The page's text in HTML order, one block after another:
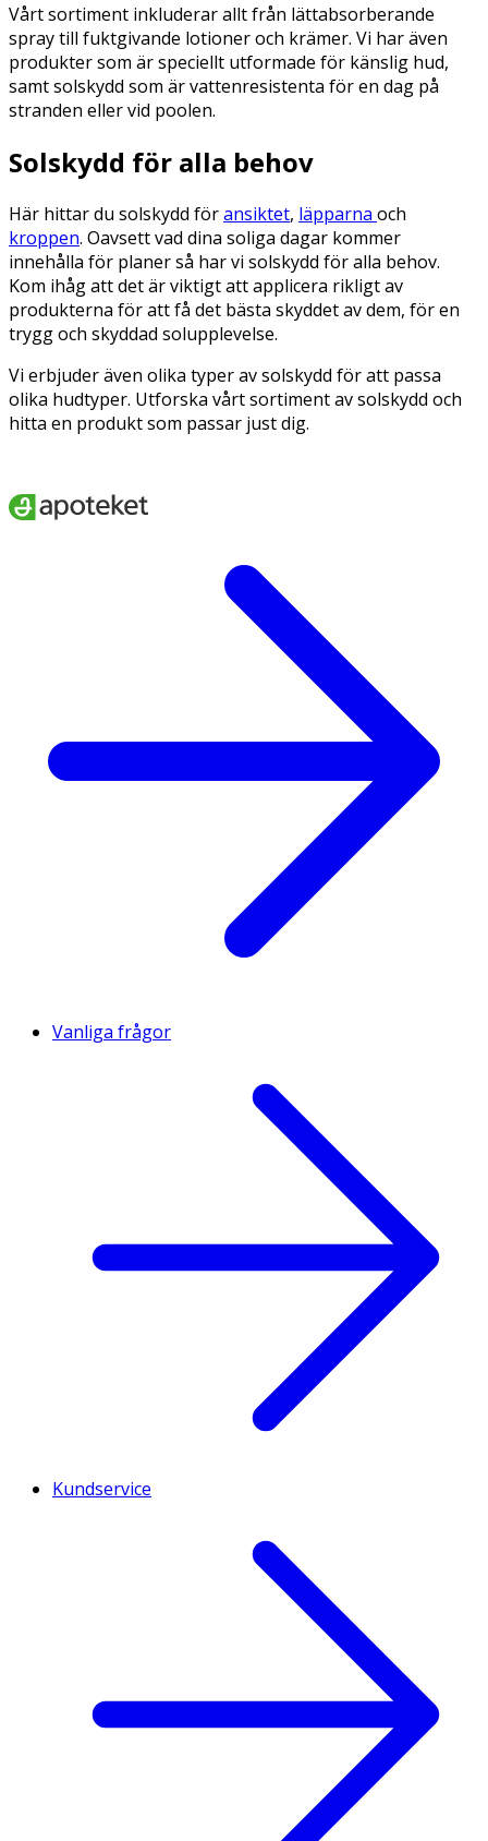
Vårt sortiment inkluderar allt från lättabsorberande
spray till fuktgivande lotioner och krämer. Vi har även
produkter som är speciellt utformade för känslig hud,
samt solskydd som är vattenresistenta för en dag på
stranden eller vid poolen.
Solskydd för alla behov
Här hittar du solskydd föransiktet, läpparna och
kroppen. Oavsett vad dina soliga dagar kommer
innehålla för planer så har vi solskydd för alla behov.
Kom ihåg att det är viktigt att applicera rikligt av
produkterna för att få det bästa skyddet av dem, för en
trygg och skyddad solupplevelse.
Vi erbjuder även olika typer av solskydd för att passa
olika hudtyper. Utforska vårt sortiment av solskydd och
hitta en produkt som passar just dig.
Vanliga frågor
Kundservice